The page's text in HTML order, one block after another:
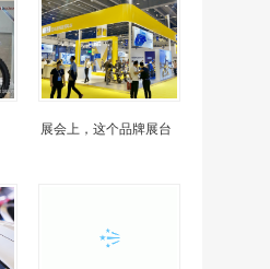
展会上，这个品牌展台